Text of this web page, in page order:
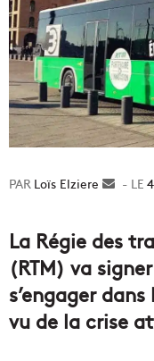
Loïs Elziere
La Régie des
(RTM) va
s’engager
vu de la crise